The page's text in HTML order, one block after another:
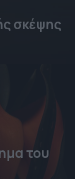
σκέψης
του